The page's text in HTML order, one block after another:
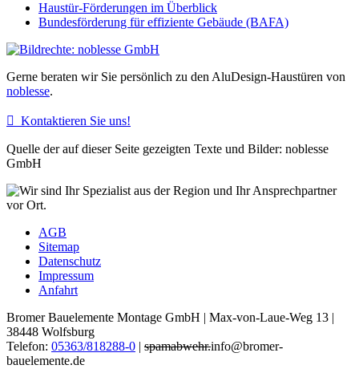
Haustür-Förderungen im Überblick
Bundesförderung für effiziente Gebäude (BAFA)
Gerne beraten wir Sie persönlich zu den AluDesign-Haustüren von
noblesse.
 Kontaktieren Sie uns!
Quelle der auf dieser Seite gezeigten Texte und Bilder: noblesse
GmbH
AGB
Sitemap
Datenschutz
Impressum
Anfahrt
Bromer Bauelemente Montage GmbH | Max-von-Laue-Weg 13 |
38448 Wolfsburg
Telefon: 05363/818288-0 | spamabwehr.info@bromer-
bauelemente.de